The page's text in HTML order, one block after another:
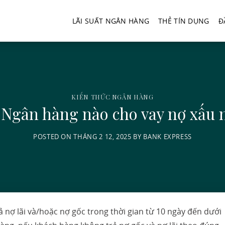
LÃI SUẤT NGÂN HÀNG THẺ TÍN DỤNG
KIẾN THỨC NGÂN HÀNG
hàng nào cho vay nợ xấu
POSTED ONTHÁNG 2 12, 2025 BY BANK EXPRESS
nợ lãi và/hoặc nợ gốc trong thời gian từ 10 ngày đến dưới